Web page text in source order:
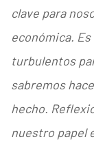
clave para
económica.
turbulentos
sabremos
hecho.
nuestro papel